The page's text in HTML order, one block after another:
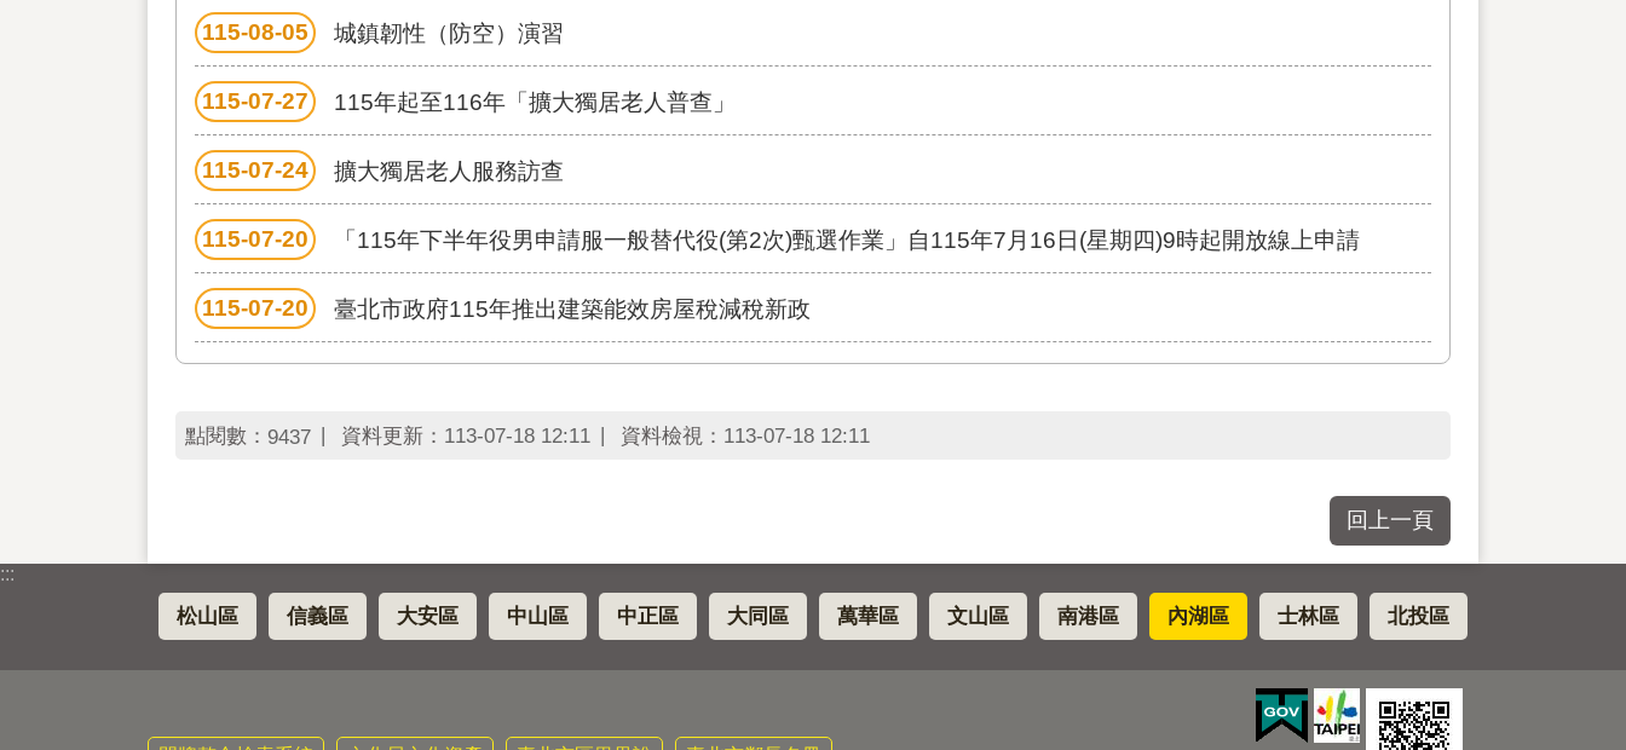
115-08-05 城鎮韌性（防空）演習
115-07-27 115年起至116年「擴大獨居老人普查」
115-07-24 擴大獨居老人服務訪查
115-07-20 「115年下半年役男申請服一般替代役(第2次)甄選作業」自115年7月16日(星期四)9時起開放線上申請
115-07-20 臺北市政府115年推出建築能效房屋稅減稅新政
點閱數： 9437 資料更新： 113-07-18 12:11 資料檢視： 113-07-18 12:11
回上一頁
:::
松山區 信義區 大安區 中山區 中正區 大同區 萬華區 文山區 南港區 內湖區 士林區 北投區